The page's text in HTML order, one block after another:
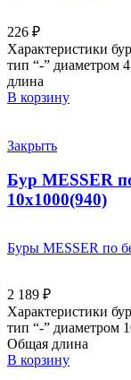
226 ₽
Характеристики
тип “-” диаметром
длина
В корзину
Закрыть
Бур MESSER
10х1000(940)
Буры MESSER по
2 189 ₽
Характеристики
тип “-” диаметром
Общая длина
В корзину